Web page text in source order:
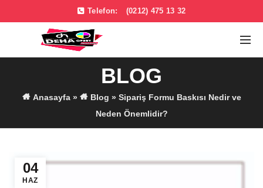
Telefon: (0212) 475 13 32
BLOG
Anasayfa» Blog » Sipariş Formu Baskısı Nedir ve
Neden Önemlidir?
04
HAZ